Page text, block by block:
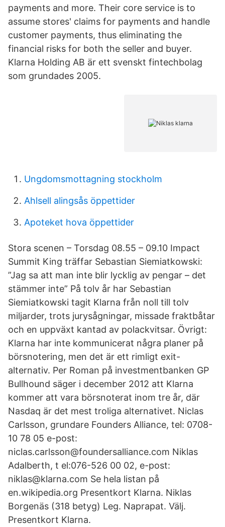
payments and more. Their core service is to
assume stores' claims for payments and handle
customer payments, thus eliminating the
financial risks for both the seller and buyer.
Klarna Holding AB är ett svenskt fintechbolag
som grundades 2005.
Ungdomsmottagning stockholm
Ahlsell alingsås öppettider
Apoteket hova öppettider
Stora scenen – Torsdag 08.55 – 09.10 Impact
Summit King träffar Sebastian Siemiatkowski:
”Jag sa att man inte blir lycklig av pengar – det
stämmer inte” På tolv år har Sebastian
Siemiatkowski tagit Klarna från noll till tolv
miljarder, trots jurysågningar, missade fraktbåtar
och en uppväxt kantad av polackvitsar. Övrigt:
Klarna har inte kommunicerat några planer på
börsnotering, men det är ett rimligt exit-
alternativ. Per Roman på investmentbanken GP
Bullhound säger i december 2012 att Klarna
kommer att vara börsnoterat inom tre år, där
Nasdaq är det mest troliga alternativet. Niclas
Carlsson, grundare Founders Alliance, tel: 0708-
10 78 05 e-post:
niclas.carlsson@foundersalliance.com Niklas
Adalberth, t el:076-526 00 02, e-post:
niklas@klarna.com Se hela listan på
en.wikipedia.org Presentkort Klarna. Niklas
Borgenäs (318 betyg) Leg. Naprapat. Välj.
Presentkort Klarna.